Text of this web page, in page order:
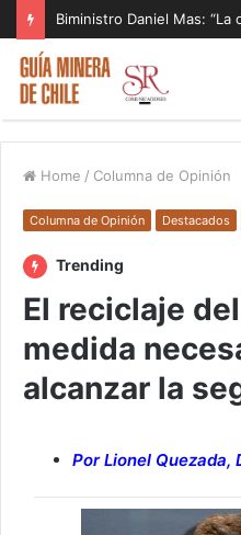
Home / Columna de Opinión
Columna de Opinión Destacados
Trending
El reciclaje
medida
alcanzar la
Por Lionel Quezada,